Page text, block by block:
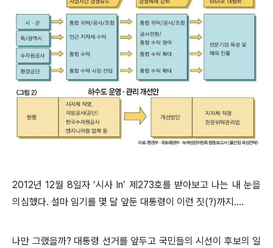
2012년 12월 8일자 ‘시사 In’ 제273호를 받아보고 나는 내 눈을
의심했다. 설마 임기를 몇 달 앞둔 대통령이 이런 짓(?)까지....
나만 그랬을까? 대통령 선거를 앞두고 국민들의 시선이 후보의 일